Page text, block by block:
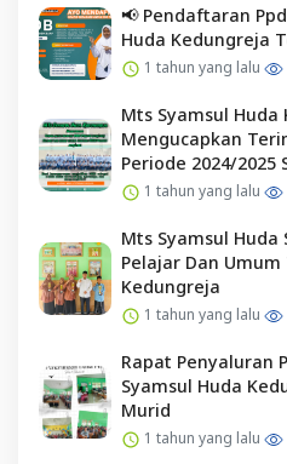
📢 Pendaftaran
Huda Kedungreja
1 tahun yang lalu
Mts Syamsul Huda
Mengucapkan
Periode 2024/2025
Kepada Pengurus
1 tahun yang lalu
Mts Syamsul Huda
Pelajar Dan
Kedungreja
1 tahun yang lalu
Rapat Penyaluran
Syamsul Huda
Murid
1 tahun yang lalu